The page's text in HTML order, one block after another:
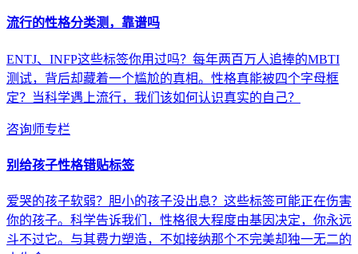
流行的性格分类测，靠谱吗
ENTJ、INFP这些标签你用过吗？每年两百万人追捧的MBTI
测试，背后却藏着一个尴尬的真相。性格真能被四个字母框
定？当科学遇上流行，我们该如何认识真实的自己？
咨询师专栏
别给孩子性格错贴标签
爱哭的孩子软弱？胆小的孩子没出息？这些标签可能正在伤害
你的孩子。科学告诉我们，性格很大程度由基因决定，你永远
斗不过它。与其费力塑造，不如接纳那个不完美却独一无二的